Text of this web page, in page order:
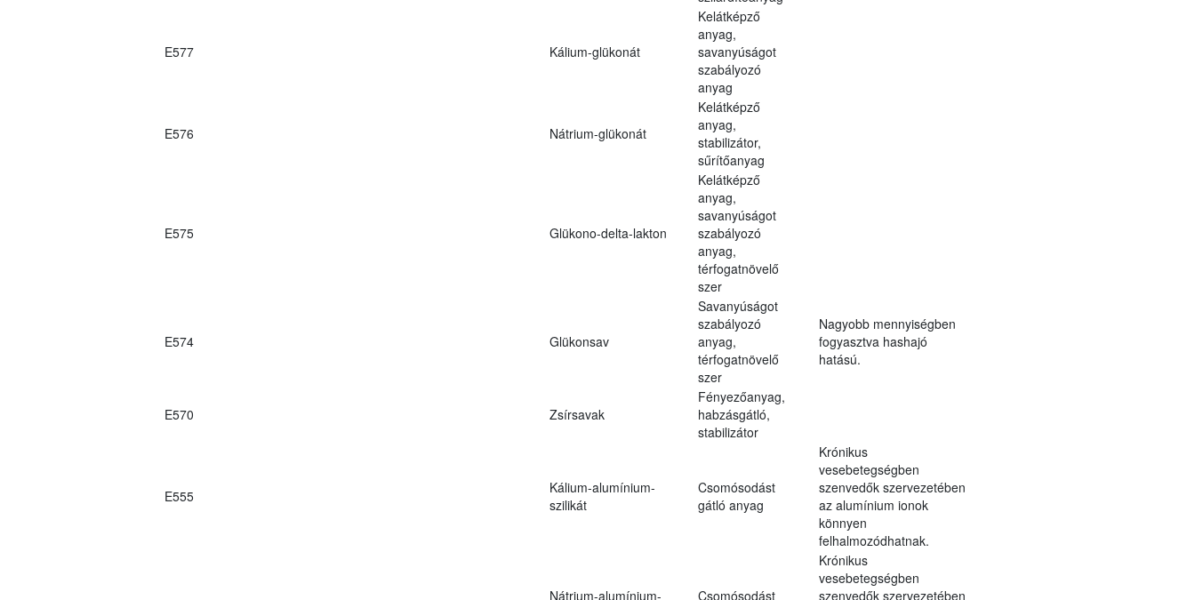
E577 Kálium-glükonát
Kelátképző
anyag,
savanyúságot
szabályozó
anyag
E576 Nátrium-glükonát
Kelátképző
anyag,
stabilizátor,
sűrítőanyag
E575 Glükono-delta-lakton
Kelátképző
anyag,
savanyúságot
szabályozó
anyag,
térfogatnövelő
szer
E574 Glükonsav
Savanyúságot
szabályozó
anyag,
térfogatnövelő
szer
Nagyobb mennyiségben
fogyasztva hashajó
hatású.
E570 Zsírsavak
Fényezőanyag,
habzásgátló,
stabilizátor
E555
Kálium-alumínium-
szilikát
Csomósodást
gátló anyag
Krónikus
vesebetegségben
szenvedők szervezetében
az alumínium ionok
könnyen
felhalmozódhatnak.
Nátrium-alumínium- Csomósodást
Krónikus
vesebetegségben
szenvedők szervezetében